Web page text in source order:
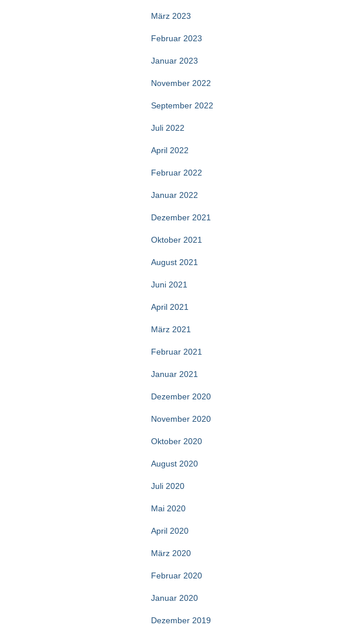
März 2023
Februar 2023
Januar 2023
November 2022
September 2022
Juli 2022
April 2022
Februar 2022
Januar 2022
Dezember 2021
Oktober 2021
August 2021
Juni 2021
April 2021
März 2021
Februar 2021
Januar 2021
Dezember 2020
November 2020
Oktober 2020
August 2020
Juli 2020
Mai 2020
April 2020
März 2020
Februar 2020
Januar 2020
Dezember 2019